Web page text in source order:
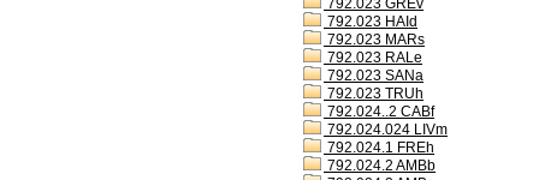
792.023 GREv
792.023 HAId
792.023 MARs
792.023 RALe
792.023 SANa
792.023 TRUh
792.024..2 CABf
792.024.024 LIVm
792.024.1 FREh
792.024.2 AMBb